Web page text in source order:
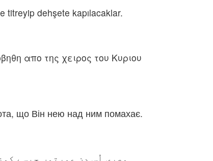
titreyip dehşete kapılacaklar.
απο της χειρος του Κυριου
що Він нею над ним помахає.
مصری اُس دن عورتوں جیسے